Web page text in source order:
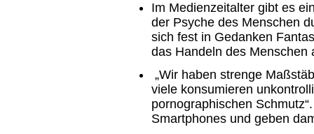
Im Medienzeitalter gibt es
der Psyche des Menschen
sich fest in Gedanken
das Handeln des Menschen
„Wir haben strenge
viele konsumieren
pornographischen
Smartphones und geben